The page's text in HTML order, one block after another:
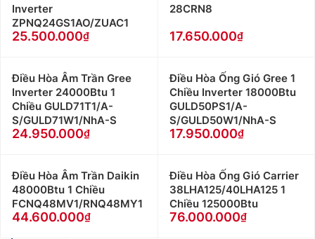
Inverter
ZPNQ24GS1AO/ZUAC1
25.500.000
28CRN8
17.650.000
Điều Hòa Âm Trần Gree
Inverter 24000Btu 1
Chiều GULD71T1/A-
S/GULD71W1/NhA-S
24.950.000
Điều Hòa Ống Gió Gree 1
Chiều Inverter 18000Btu
GULD50PS1/A-
S/GULD50W1/NhA-S
17.950.000
Điều Hòa Âm Trần Daikin
48000Btu 1 Chiều
FCNQ48MV1/RNQ48MY1
44.600.000
Điều Hòa Ống Gió Carrier
38LHA125/40LHA125 1
Chiều 125000Btu
76.000.000